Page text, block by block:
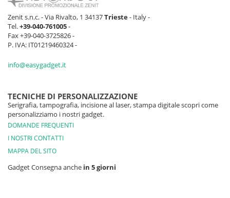
Zenit s.n.c. - Via Rivalto, 1 34137Trieste- Italy -
Tel.+39-040-761005-
Fax +39-040-3725826 -
P. IVA: IT01219460324 -
info@easygadget.it
TECNICHE DI PERSONALIZZAZIONE
Serigrafia, tampografia, incisione al laser, stampa digitale scopri come
personalizziamo i nostri gadget.
DOMANDE FREQUENTI
I NOSTRI CONTATTI
MAPPA DEL SITO
Gadget Consegna anche in 5 giorni